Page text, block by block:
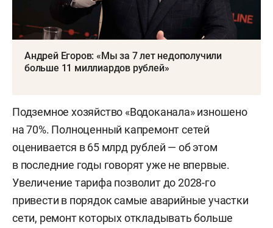
Андрей Егоров: «Мы за 7 лет недополучили
больше 11 миллиардов рублей»
Подземное хозяйство «Водоканала» изношено
на 70%. Полноценный капремонт сетей
оценивается в 65 млрд рублей — об этом
в последние годы говорят уже не впервые.
Увеличение тарифа позволит до 2028-го
привести в порядок самые аварийные участки
сети, ремонт которых откладывать больше